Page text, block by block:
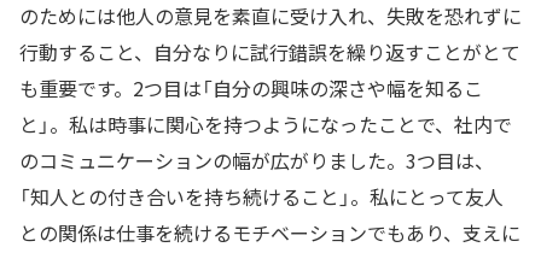
のためには他人の意見を素直に受け入れ、失敗を恐れずに
行動すること、自分なりに試行錯誤を繰り返すことがとて
も重要です。2つ目は「自分の興味の深さや幅を知るこ
と」。私は時事に関心を持つようになったことで、社内で
のコミュニケーションの幅が広がりました。3つ目は、
「知人との付き合いを持ち続けること」。私にとって友人
との関係は仕事を続けるモチベーションでもあり、支えに